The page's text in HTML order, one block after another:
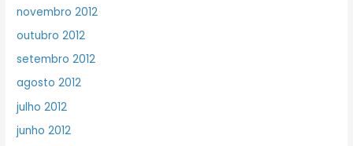
novembro 2012
outubro 2012
setembro 2012
agosto 2012
julho 2012
junho 2012